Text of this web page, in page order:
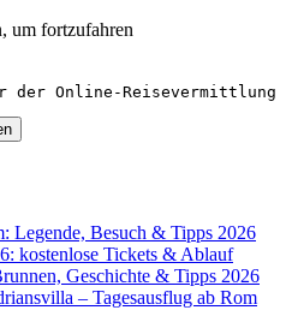
um fortzufahren
der Online-
Legende, Besuch & Tipps 2026
kostenlose Tickets & Ablauf
Geschichte & Tipps 2026
– Tagesausflug ab Rom